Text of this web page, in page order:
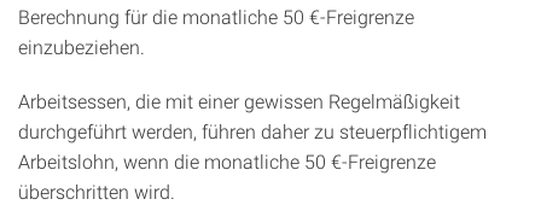
Berechnung für die monatliche 50 €-Freigrenze
einzubeziehen.
Arbeitsessen, die mit einer gewissen Regelmäßigkeit
durchgeführt werden, führen daher zu steuerpflichtigem
Arbeitslohn, wenn die monatliche 50 €-Freigrenze
überschritten wird.